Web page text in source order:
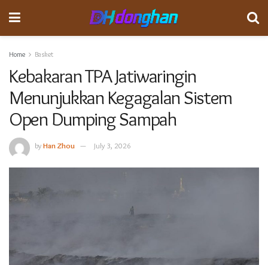
Home Basket
Kebakaran TPA Jatiwaringin
Menunjukkan Kegagalan Sistem
Open Dumping Sampah
byHan Zhou July 3, 2026